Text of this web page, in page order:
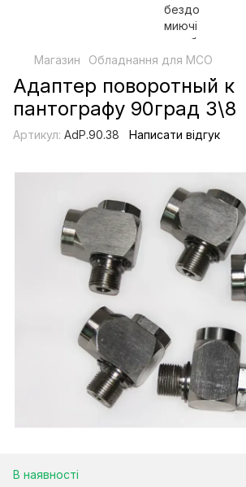
Магазин Обладнання для МСО
Адаптер поворотный к
пантографу 90град 3\8
Артикул: AdP.90.38 Написати відгук
В наявності